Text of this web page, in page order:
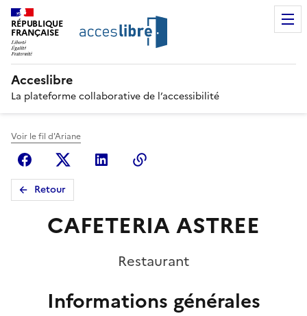
RÉPUBLIQUE
FRANÇAISE
Acceslibre
La plateforme collaborative de l’accessibilité
Voir le fil d'Ariane
FacebookX (anciennement Twitter)
Linkedin
Retour
CAFETERIA ASTREE
Restaurant
Informations générales